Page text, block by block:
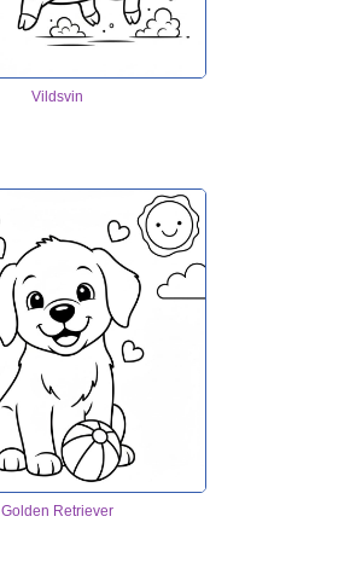
Vildsvin
Golden Retriever